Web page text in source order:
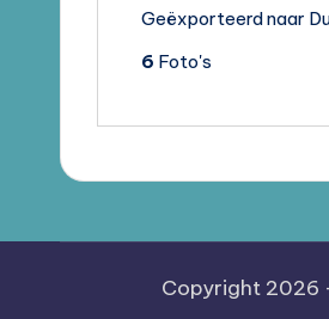
Geëxporteerd naar
6 Foto's
Copyright 2026